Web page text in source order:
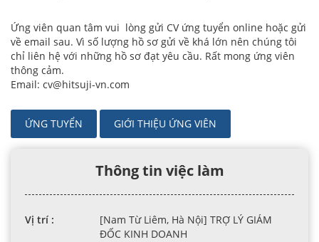
Ứng viên quan tâm vui lòng gửi CV ứng tuyển online hoặc gửi
về email sau. Vì số lượng hồ sơ gửi về khá lớn nên chúng tôi
chỉ liên hệ với những hồ sơ đạt yêu cầu. Rất mong ứng viên
thông cảm.
Email: cv@hitsuji-vn.com
ỨNG TUYỂN GIỚI THIỆU ỨNG VIÊN
Thông tin việc làm
Vị trí :
[Nam Từ Liêm, Hà Nội] TRỢ LÝ GIÁM
ĐỐC KINH DOANH